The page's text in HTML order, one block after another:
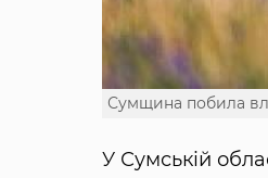
Сумщина побила
У Сумській